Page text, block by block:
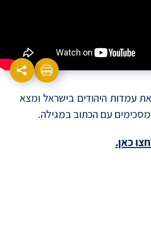
עמדות היהודים בישראל ומצא
עם הכתוב במגילה.
כאן.